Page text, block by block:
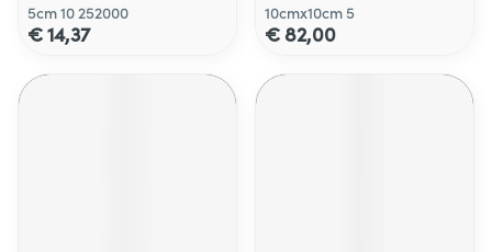
5cm 10 252000
€ 14,37
10cmx10cm 5
€ 82,00